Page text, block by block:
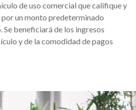
de uso comercial que califique y
un monto predeterminado
Se beneficiará de los ingresos
y de la comodidad de pagos